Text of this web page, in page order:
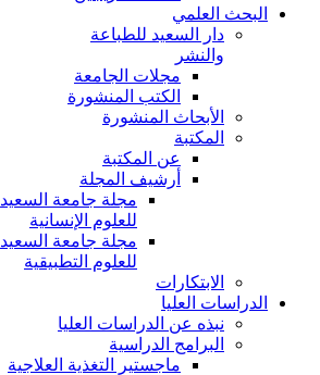
البحث العلمي
دار السعيد للطباعة
والنشر
مجلات الجامعة
الكتب المنشورة
الأبحاث المنشورة
المكتبة
عن المكتبة
أرشيف المجلة
مجلة جامعة السعيد
للعلوم الإنسانية
مجلة جامعة السعيد
للعلوم التطبيقية
الابتكارات
الدراسات العليا
نبذه عن الدراسات العليا
البرامج الدراسية
ماجستير التغذية العلاجية